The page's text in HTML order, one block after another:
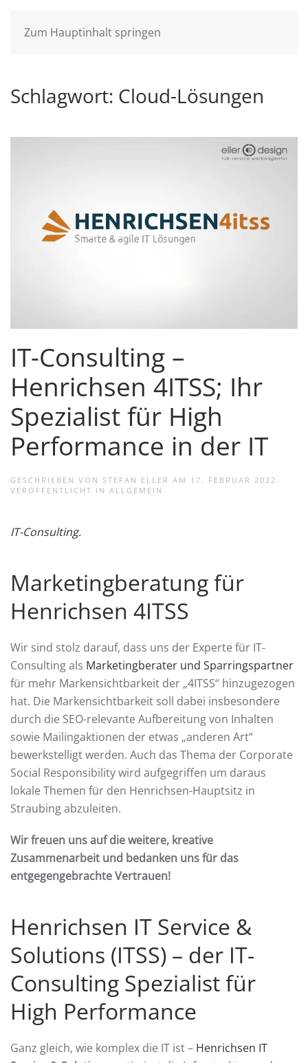
Zum Hauptinhalt springen
Schlagwort: Cloud-Lösungen
IT-Consulting –
Henrichsen 4ITSS; Ihr
Spezialist für High
Performance in der IT
GESCHRIEBEN VON STEFAN ELLER AM 17. FEBRUAR 2022
VERÖFFENTLICHT IN ALLGEMEIN
IT-Consulting.
Marketingberatung für
Henrichsen 4ITSS
Wir sind stolz darauf, dass uns der Experte für IT-
Consulting als Marketingberater und Sparringspartner
für mehr Markensichtbarkeit der „4ITSS“ hinzugezogen
hat. Die Markensichtbarkeit soll dabei insbesondere
durch die SEO-relevante Aufbereitung von Inhalten
sowie Mailingaktionen der etwas „anderen Art“
bewerkstelligt werden. Auch das Thema der Corporate
Social Responsibility wird aufgegriffen um daraus
lokale Themen für den Henrichsen-Hauptsitz in
Straubing abzuleiten.
Wir freuen uns auf die weitere, kreative
Zusammenarbeit und bedanken uns für das
entgegengebrachte Vertrauen!
Henrichsen IT Service &
Solutions (ITSS) – der IT-
Consulting Spezialist für
High Performance
Ganz gleich, wie komplex die IT ist – Henrichsen IT